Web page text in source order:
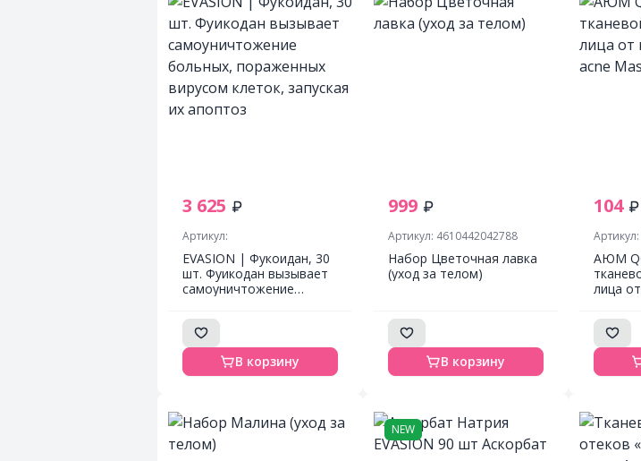
3 625
Артикул:
EVASION | Фукоидан, 30
шт. Фуикодан вызывает
самоуничтожение
вирусом клеток,
запуская их апоптоз
В корзину
999
Артикул: 4610442042788
Набор Цветочная лавка
(уход за телом)
В корзину
104
АЮМ
лица
NEW